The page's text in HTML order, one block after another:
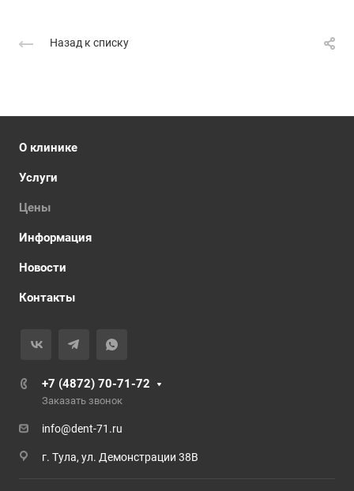
Назад к списку
О клинике
Услуги
Цены
Информация
Новости
Контакты
+7 (4872) 70-71-72
Заказать звонок
info@dent-71.ru
г. Тула, ул. Демонстрации 38В